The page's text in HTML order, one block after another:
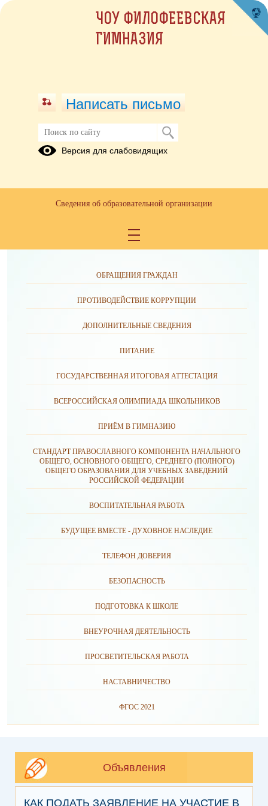
Русский язык
ОБРАЩЕНИЯ ГРАЖДАН
ПРОТИВОДЕЙСТВИЕ КОРРУПЦИИ
ДОПОЛНИТЕЛЬНЫЕ СВЕДЕНИЯ
ПИТАНИЕ
ГОСУДАРСТВЕННАЯ ИТОГОВАЯ АТТЕСТАЦИЯ
ВСЕРОССИЙСКАЯ ОЛИМПИАДА ШКОЛЬНИКОВ
ПРИЁМ В ГИМНАЗИЮ
СТАНДАРТ ПРАВОСЛАВНОГО КОМПОНЕНТА НАЧАЛЬНОГО
ОБЩЕГО, ОСНОВНОГО ОБЩЕГО, СРЕДНЕГО (ПОЛНОГО)
ОБЩЕГО ОБРАЗОВАНИЯ ДЛЯ УЧЕБНЫХ ЗАВЕДЕНИЙ
РОССИЙСКОЙ ФЕДЕРАЦИИ
ВОСПИТАТЕЛЬНАЯ РАБОТА
БУДУЩЕЕ ВМЕСТЕ - ДУХОВНОЕ НАСЛЕДИЕ
ТЕЛЕФОН ДОВЕРИЯ
БЕЗОПАСНОСТЬ
ПОДГОТОВКА К ШКОЛЕ
ВНЕУРОЧНАЯ ДЕЯТЕЛЬНОСТЬ
ПРОСВЕТИТЕЛЬСКАЯ РАБОТА
НАСТАВНИЧЕСТВО
ФГОС 2021
Объявления
КАК ПОДАТЬ ЗАЯВЛЕНИЕ НА УЧАСТИЕ В
ЧОУ ФИЛОФЕЕВСКАЯ
ГИМНАЗИЯ
Написать письмо
Версия для слабовидящих
Сведения об образовательной организации